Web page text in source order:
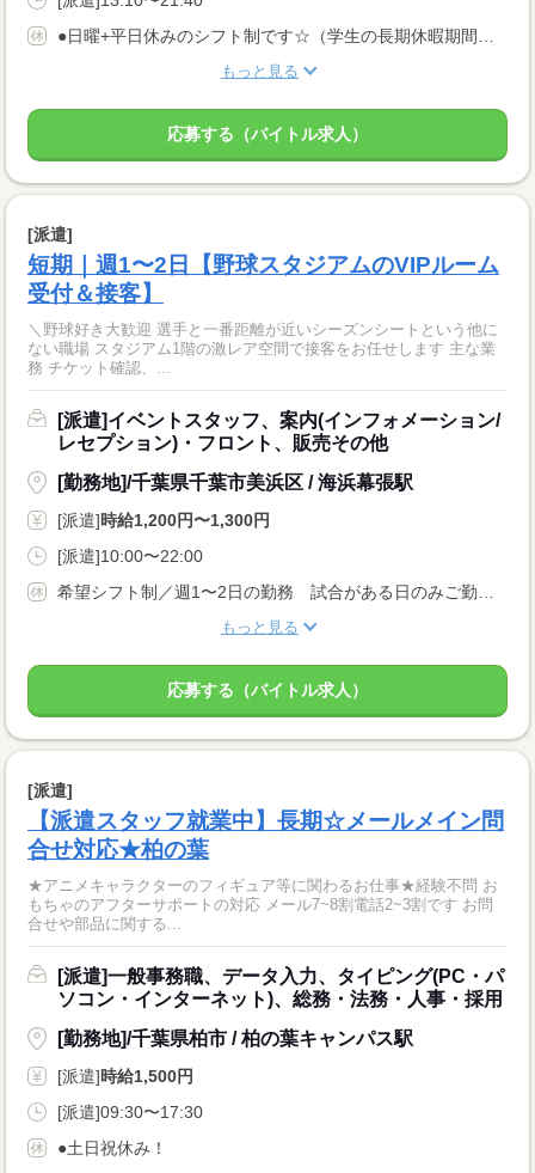
もっと見る
応募する（バイトル求人）
[派遣]
短期｜週1〜2日【野球スタジアムのVIPルーム
受付＆接客】
＼野球好き大歓迎 選手と一番距離が近いシーズンシートという他に
ない職場 スタジアム1階の激レア空間で接客をお任せします 主な業
務 チケット確認、...
[派遣]イベントスタッフ、案内(インフォメーション/
レセプション)・フロント、販売その他
[勤務地]/千葉県千葉市美浜区 / 海浜幕張駅
[派遣]時給1,200円〜1,300円
[派遣]10:00〜22:00
もっと見る
応募する（バイトル求人）
[派遣]
【派遣スタッフ就業中】長期☆メールメイン問
合せ対応★柏の葉
★アニメキャラクターのフィギュア等に関わるお仕事★経験不問 お
もちゃのアフターサポートの対応 メール7~8割電話2~3割です お問
合せや部品に関する...
[派遣]一般事務職、データ入力、タイピング(PC・パ
ソコン・インターネット)、総務・法務・人事・採用
[勤務地]/千葉県柏市 / 柏の葉キャンパス駅
[派遣]時給1,500円
[派遣]09:30〜17:30
●土日祝休み！